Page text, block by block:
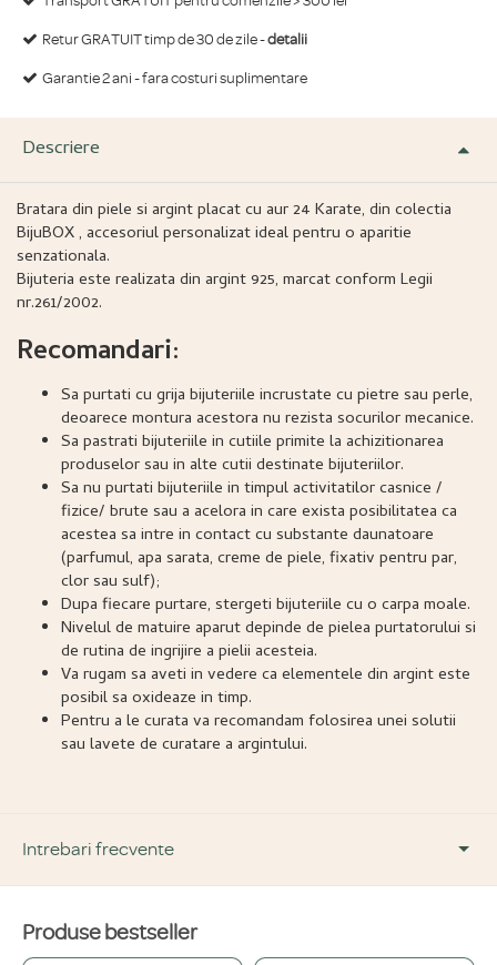
Retur GRATUIT timp de 30 de zile -detalii
Garantie 2 ani - fara costuri suplimentare
Descriere
Bratara din piele si argint placat cu aur 24 Karate, din colectia
BijuBOX , accesoriul personalizat ideal pentru o aparitie
senzationala.
Bijuteria este realizata din argint 925, marcat conform Legii
nr.261/2002.
Recomandari:
Sa purtati cu grija bijuteriile incrustate cu pietre sau perle,
deoarece montura acestora nu rezista socurilor mecanice.
Sa pastrati bijuteriile in cutiile primite la achizitionarea
produselor sau in alte cutii destinate bijuteriilor.
Sa nu purtati bijuteriile in timpul activitatilor casnice /
fizice/ brute sau a acelora in care exista posibilitatea ca
acestea sa intre in contact cu substante daunatoare
(parfumul, apa sarata, creme de piele, fixativ pentru par,
clor sau sulf);
Dupa fiecare purtare, stergeti bijuteriile cu o carpa moale.
Nivelul de matuire aparut depinde de pielea purtatorului si
de rutina de ingrijire a pielii acesteia.
Va rugam sa aveti in vedere ca elementele din argint este
posibil sa oxideaze in timp.
Pentru a le curata va recomandam folosirea unei solutii
sau lavete de curatare a argintului.
Intrebari frecvente
DESPRE PRODUS ȘI MATERIALE
Produse bestseller